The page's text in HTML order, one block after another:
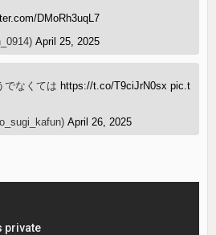
DMoRh3uqL7
April 25, 2025
でなくては https://t.co/T9ciJrN0sx pic.t
April 26, 2025